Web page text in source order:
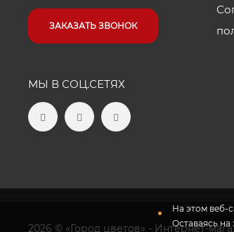
На этом веб-
Оставаясь на
ЗАКАЗАТЬ ЗВОНОК
МЫ В СОЦ.СЕТЯХ
2026 © «Город цветов» - Интернет-